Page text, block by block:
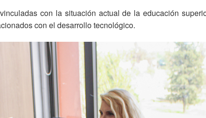
con la situación actual de la educación
con el desarrollo tecnológico.